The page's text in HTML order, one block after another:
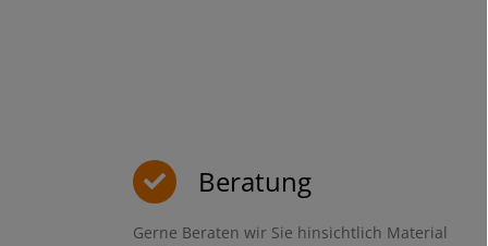
Beratung
Gerne Beraten wir Sie hinsichtlich Material